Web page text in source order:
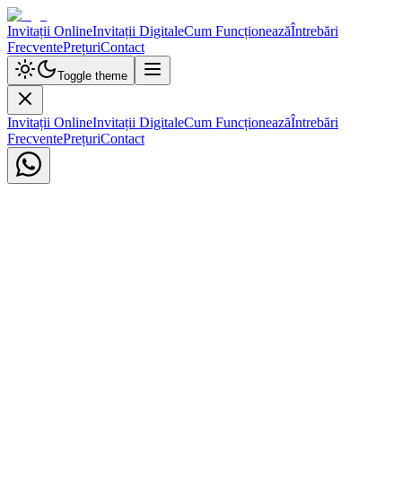
Invitații OnlineInvitații DigitaleCum FuncționeazăÎntrebări
FrecventePrețuriContact
Toggle theme
Invitații OnlineInvitații DigitaleCum FuncționeazăÎntrebări
FrecventePrețuriContact